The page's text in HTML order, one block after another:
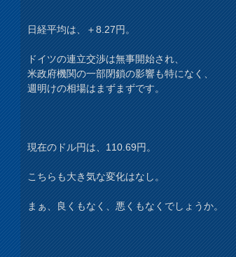
日経平均は、＋8.27円。
ドイツの連立交渉は無事開始され、
米政府機関の一部閉鎖の影響も特になく、
週明けの相場はまずまずです。
現在のドル円は、110.69円。
こちらも大き気な変化はなし。
まぁ、良くもなく、悪くもなくでしょうか。